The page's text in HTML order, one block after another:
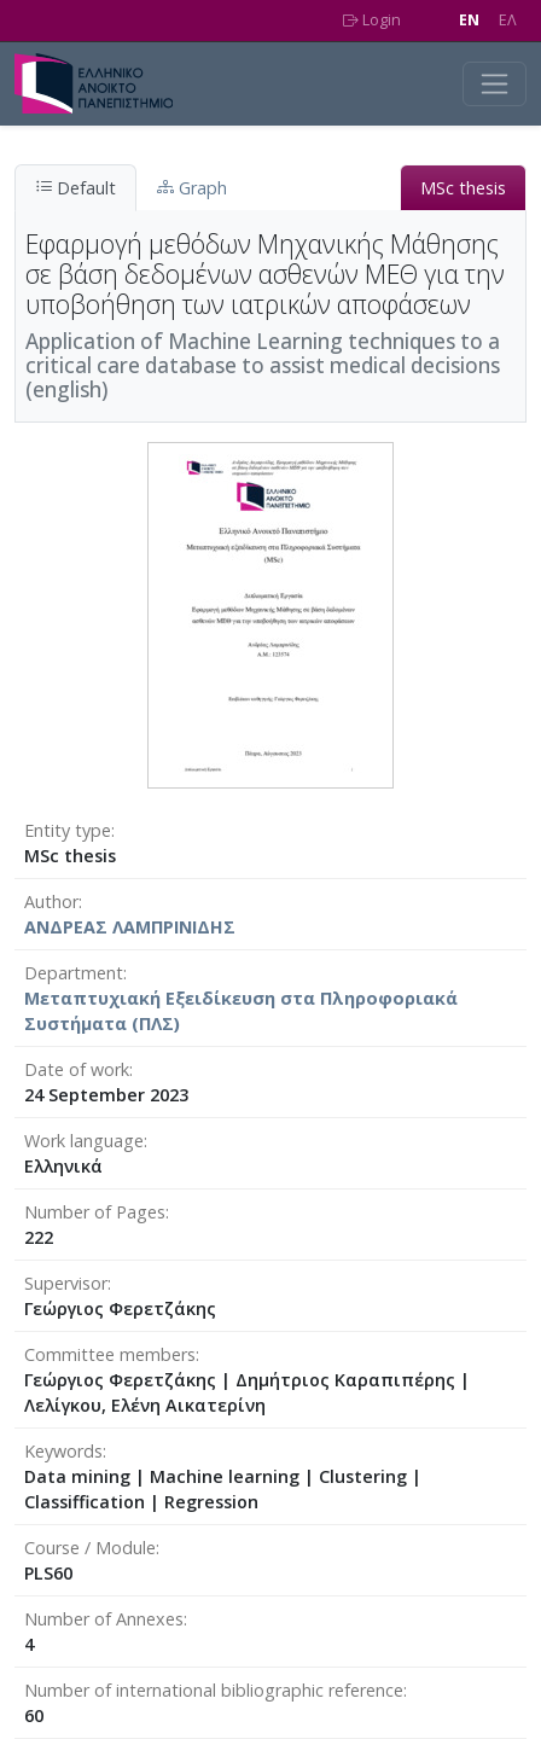
Login EN EΛ
Default Graph MSc thesis
Εφαρμογή μεθόδων Μηχανικής Μάθησης
σε βάση δεδομένων ασθενών ΜΕΘ για την
υποβοήθηση των ιατρικών αποφάσεων
Application of Machine Learning techniques to a
critical care database to assist medical decisions
(english)
Entity type
MSc thesis
Author
ΑΝΔΡΕΑΣ ΛΑΜΠΡΙΝΙΔΗΣ
Department
Μεταπτυχιακή Εξειδίκευση στα Πληροφοριακά
Συστήματα (ΠΛΣ)
Date of work
24 September 2023
Work language
Ελληνικά
Number of Pages
222
Supervisor
Γεώργιος Φερετζάκης
Committee members
Γεώργιος Φερετζάκης | Δημήτριος Καραπιπέρης |
Λελίγκου, Ελένη Αικατερίνη
Keywords
Data mining | Machine learning | Clustering |
Classiffication | Regression
Course / Module
PLS60
Number of Annexes
4
Number of international bibliographic reference
60